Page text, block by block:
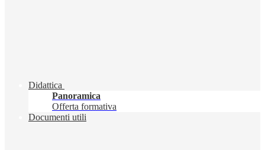
Didattica
Panoramica
Offerta formativa
Documenti utili